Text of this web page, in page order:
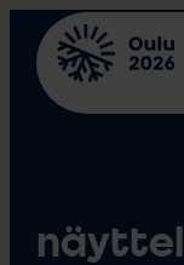
Siirry
sisältöön